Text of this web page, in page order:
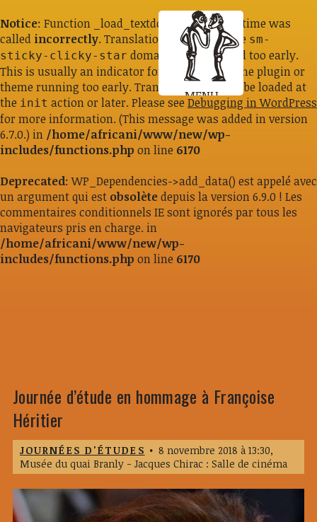
Notice: Function _load_textdomain_just_in_time was
called incorrectly. Translation loading for the sm-
sticky-clicky-star domain was triggered too early.
This is usually an indicator for some code in the plugin or
theme running too early. Translations should be loaded at
the init action or later. Please see Debugging in WordPress
for more information. (This message was added in version
6.7.0.) in /home/africani/www/new/wp-
includes/functions.php on line 6170
Deprecated: WP_Dependencies->add_data() est appelé avec
un argument qui est obsolètedepuis la version 6.9.0 ! Les
commentaires conditionnels IE sont ignorés par tous les
navigateurs pris en charge. in
/home/africani/www/new/wp-
includes/functions.php on line 6170
Journée d’étude en hommage à Françoise
Héritier
JOURNÉES D'ÉTUDES • 8 novembre 2018 à 13:30,
Musée du quai Branly - Jacques Chirac : Salle de cinéma
MENU